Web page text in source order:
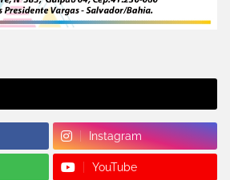
Instagram
YouTube